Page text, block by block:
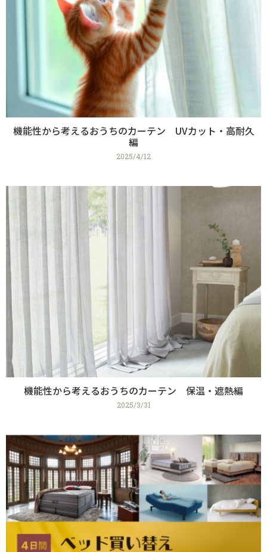
機能性から考えるおうちのカーテン UVカット・高耐久
編
2025/4/12
機能性から考えるおうちのカーテン 保温・遮熱編
2025/3/31